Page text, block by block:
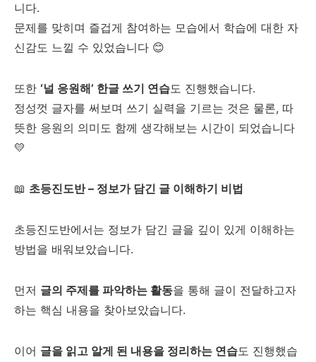
니다.
문제를 맞히며 즐겁게 참여하는 모습에서 학습에 대한 자
신감도 느낄 수 있었습니다 😊
또한 ‘널 응원해’ 한글 쓰기 연습도 진행했습니다.
정성껏 글자를 써보며 쓰기 실력을 기르는 것은 물론, 따
뜻한 응원의 의미도 함께 생각해보는 시간이 되었습니다
💛
📖 초등진도반 – 정보가 담긴 글 이해하기 비법
초등진도반에서는 정보가 담긴 글을 깊이 있게 이해하는
방법을 배워보았습니다.
먼저 글의 주제를 파악하는 활동을 통해 글이 전달하고자
하는 핵심 내용을 찾아보았습니다.
이어 글을 읽고 알게 된 내용을 정리하는 연습도 진행했습